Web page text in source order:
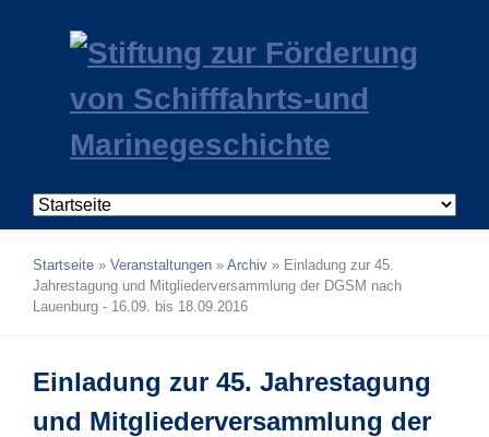
Navigation
überspringen
Startseite» Veranstaltungen» Archiv» Einladung zur 45.
Jahrestagung und Mitgliederversammlung der DGSM nach
Lauenburg - 16.09. bis 18.09.2016
Einladung zur 45. Jahrestagung
und Mitgliederversammlung der